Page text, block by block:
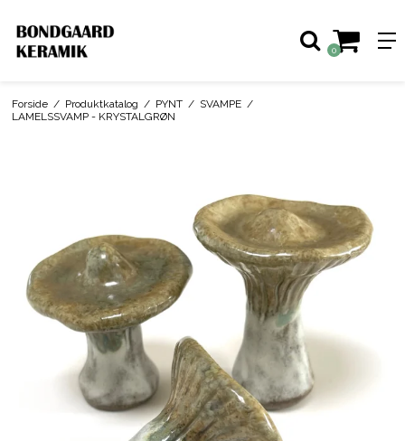
0
Forside / Produktkatalog / PYNT / SVAMPE /
LAMELSSVAMP - KRYSTALGRØN